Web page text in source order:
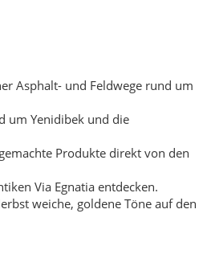
Straßenverbindung zwischen
Zeit für Abstecher in die
spannender.
ist nicht überall verbreitet, mit
Im Winter können die
du Ausflüge in die
mit Feldern, Weiden und
und lass keinen Müll zurück –